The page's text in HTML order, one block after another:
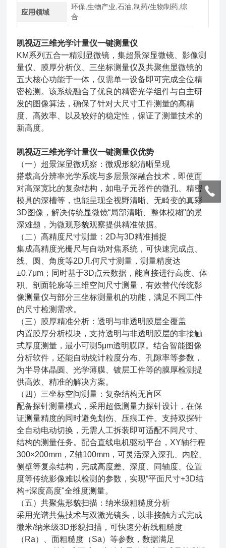
应用领域
环保,生物产业,石油,制药/生物制药,综
合
凯视迈三维光学计量仪一键测量仪
KM系列五合一精测显微镜，集超景深显微镜、影像测
量仪、膜厚分析仪、三坐标测量仪及共聚焦显微镜的
五大核心功能于一体，仅需单一设备即可完成全位精
密检测。该系统融合了优良的精密光学组件与自主研
发的图像算法，确保了针对大尺寸工件测量的高精
度、高效率、以及较好的稳定性，保证了测量技术的
新高度。
凯视迈三维光学计量仪一键测量仪优势
（一）超景深显微观察：微观形貌清晰呈现
搭载高分辨率光学系统与多层景深融合技术，即使面
对高深宽比的复杂结构，如电子元器件的微孔、精密
模具的深槽等，也能呈现全视野清晰、无畸变的真彩
3D图像，解决传统显微镜“局部清晰、整体模糊"的景
深难题，为微观形貌观察提供精准依据。
（二）高精度尺寸测量：2D与3D精准捕捉
集成高精度光栅尺与自动对焦系统，可快速完成点、
线、圆、角度等2D几何尺寸测量，测量精度达
±0.7μm；同时基于3D点云数据，能直接进行高度、体
积、剖面轮廓等三维空间尺寸测量，有效替代传统影
像测量仪与部分三坐标测量机的功能，满足不同工件
的尺寸检测需求。
（三）膜厚精准分析：透明与非透明膜层全覆盖
内置膜厚分析模块，支持透明与非透明膜层的非接触
式厚度测量，最小可测5μm透明膜厚。结合智能图像
分析软件，还能自动统计粒度分布、孔隙率等参数，
为半导体晶圆、光学薄膜、镀层工件等的膜厚检测提
供高效、精准的解决方案。
（四）三坐标空间测量：复杂结构无盲区
配备探针测量模式，采用超低测量力探针设计，在保
证测量精度的同时避免划伤、压痕工件。支持双探针
全自动电动切换，无需人工拆装即可适配不同尺寸、
结构的测量任务。配合直线电机驱动平台，XY轴行程
300×200mm，Z轴100mm，可灵活深入深孔、内腔、
侧壁等复杂结构，完成高度差、深度、同轴度、位置
度等传统影像难以检测的参数，实现“平面尺寸+3D结
构+深度高度"全维度测量。
（五）共聚焦形貌扫描：纳米级粗糙度分析
采用光谱共焦技术与双激光镜头，以非接触方式完成
微米/纳米级3D形貌扫描，可快速分析线粗糙度
（Ra）、面粗糙度（Sa）等参数，数据满足